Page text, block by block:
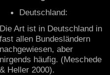
Deutschland:
Die Art ist in Deutschland in
fast allen Bundesländern
nachgewiesen, aber
nirgends häufig. (Meschede
& Heller 2000).